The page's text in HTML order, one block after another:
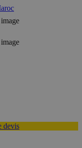
devis